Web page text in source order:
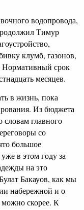
водопровода,
Тимур
клумб, газонов,
Нормативный срок
месяцев.
в жизнь, пока
Из бюджета
словам главного
со
большое
в этом году за
на это
Бакауов, как мы
набережной и о
можно скорее. К